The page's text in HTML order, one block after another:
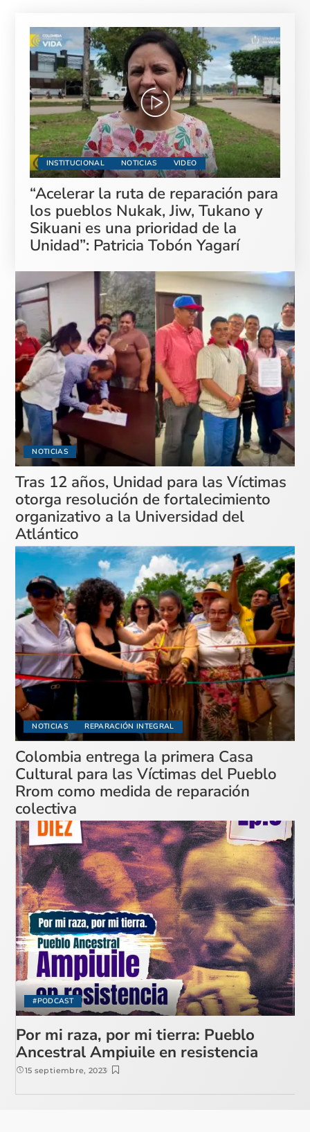
INSTITUCIONAL NOTICIAS VIDEO
“Acelerar la ruta de reparación para
los pueblos Nukak, Jiw, Tukano y
Sikuani es una prioridad de la
Unidad”: Patricia Tobón Yagarí
NOTICIAS
Tras 12 años, Unidad para las Víctimas
otorga resolución de fortalecimiento
organizativo a la Universidad del
Atlántico
NOTICIAS REPARACIÓN INTEGRAL
Colombia entrega la primera Casa
Cultural para las Víctimas del Pueblo
Rrom como medida de reparación
colectiva
#PODCAST
Por mi raza, por mi tierra: Pueblo
Ancestral Ampiuile en resistencia
15 septiembre, 2023